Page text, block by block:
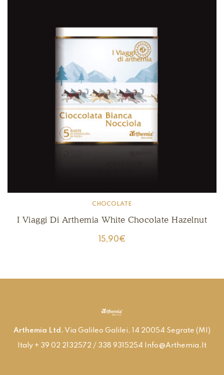
CHOCOLATE
I Viaggi Di Arthemia White Chocolate Hazelnut
15,90€
Arthemia Ltd. Via Galileo Galilei, 14 20054 Segrate (MI)
Italy + 39 02 2132572 / 338 9315254 Info@arthemia.it